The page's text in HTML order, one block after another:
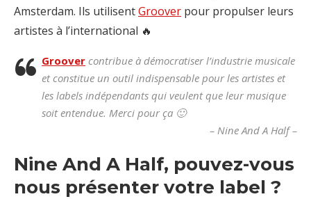
Amsterdam. Ils utilisentGroover pour propulser leurs
artistes à l’international 🔥
Groover contribue à démocratiser l’industrie musicale
et constitue un outil indispensable pour les artistes et
les labels indépendants qui veulent que leur musique
soit entendue. Merci pour ça 🙂
– Nine And A Half –
Nine And A Half, pouvez-vous
nous présenter votre label ?